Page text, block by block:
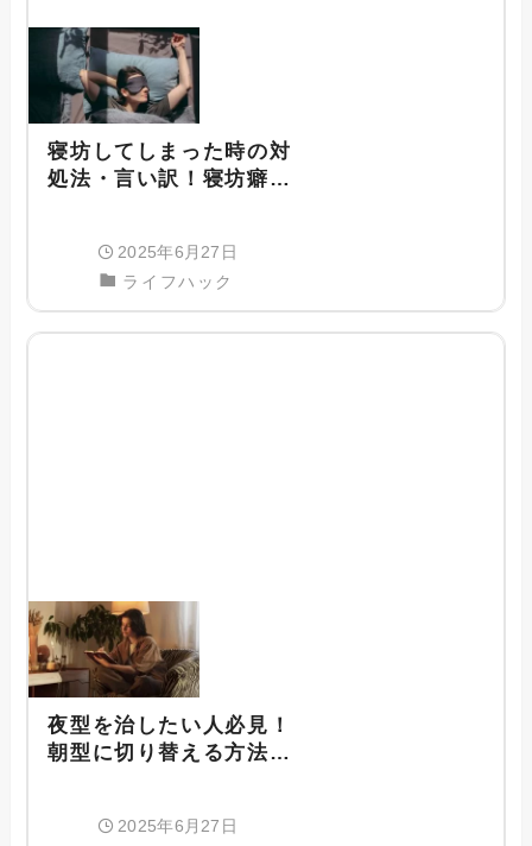
寝坊してしまった時の対
処法・言い訳！寝坊癖を
2025年6月27日
ライフハック
夜型を治したい人必見！
朝型に切り替える方法や
2025年6月27日